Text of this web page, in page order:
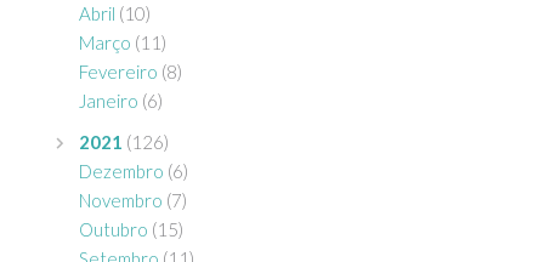
Abril (10)
Março (11)
Fevereiro (8)
Janeiro (6)
2021 (126)
Dezembro (6)
Novembro (7)
Outubro (15)